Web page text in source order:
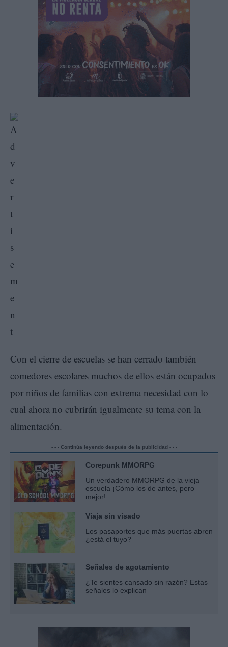
Con el cierre de escuelas se han cerrado también
comedores escolares muchos de ellos están ocupados
por niños de familias con extrema necesidad con lo
cual ahora no cubrirán igualmente su tema con la
alimentación.
- - - Continúa leyendo después de la publicidad - - -
Corepunk MMORPG
Un verdadero MMORPG de la vieja
escuela ¡Cómo los de antes, pero
mejor!
Viaja sin visado
Los pasaportes que más puertas abren
¿está el tuyo?
Señales de agotamiento
¿Te sientes cansado sin razón? Estas
señales lo explican